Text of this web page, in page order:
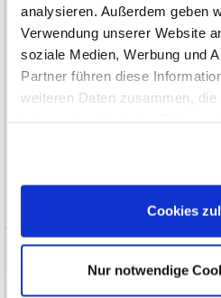
analysieren. Außerdem geben
Verwendung unserer Website
soziale Medien, Werbung und
Partner führen diese
weiteren Daten zusammen,
Cookies
Nur notwendige
Schnittstellen,
Automotive
EOL, nicht mehr im
News und Aktionen